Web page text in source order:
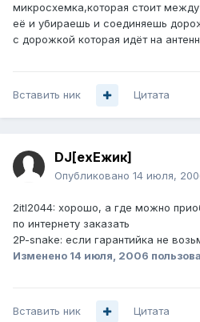
микросхемка,которая стоит
её и убираешь и соединяешь
с дорожкой которая идёт на
Вставить ник Цитата
DJ[exЕжик]
Опубликовано 14 июля,
2itl2044: хорошо, а где можно
по интернету заказать
2P-snake: если гарантийка не
Изменено 14 июля, 2006
Вставить ник Цитата